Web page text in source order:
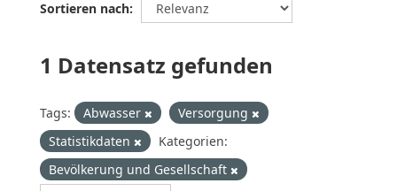
Sortieren nach
1 Datensatz gefunden
Tags: Abwasser
Versorgung
Statistikdaten
Kategorien:
Bevölkerung und Gesellschaft